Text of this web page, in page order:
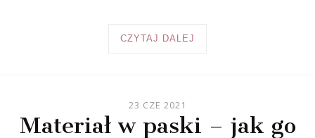
CZYTAJ DALEJ
23 CZE 2021
Materiał w paski – jak go